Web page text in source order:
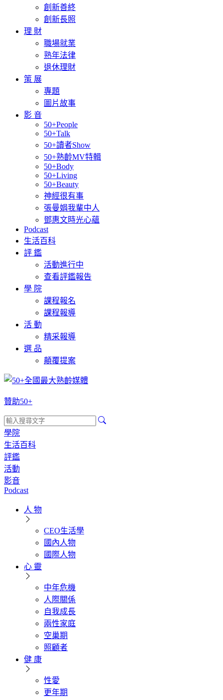
創新善終
創新長照
理 財
職場就業
熟年法律
退休理財
策 展
專題
圖片故事
影 音
50+People
50+Talk
50+讀者Show
50+熟齡MV特輯
50+Body
50+Living
50+Beauty
神經很有事
張曼娟我輩中人
鄧惠文時光心蘊
Podcast
生活百科
評 鑑
活動進行中
查看評鑑報告
學 院
課程報名
課程報導
活 動
精采報導
選 品
顛覆提案
贊助50+
學院
生活百科
評鑑
活動
影音
Podcast
人 物
CEO生活學
國內人物
國際人物
心 靈
中年危機
人際關係
自我成長
兩性家庭
空巢期
照顧者
健 康
性愛
更年期